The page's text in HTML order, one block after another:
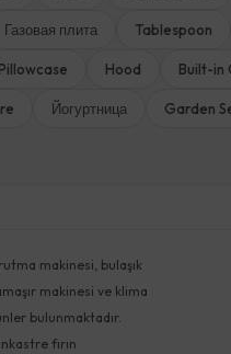
Газовая плита Tablespoon
Pillowcase Hood Built-in
Йогуртница Garden
makinesi, bulaşık
makinesi ve klima
bulunmaktadır.
fırın